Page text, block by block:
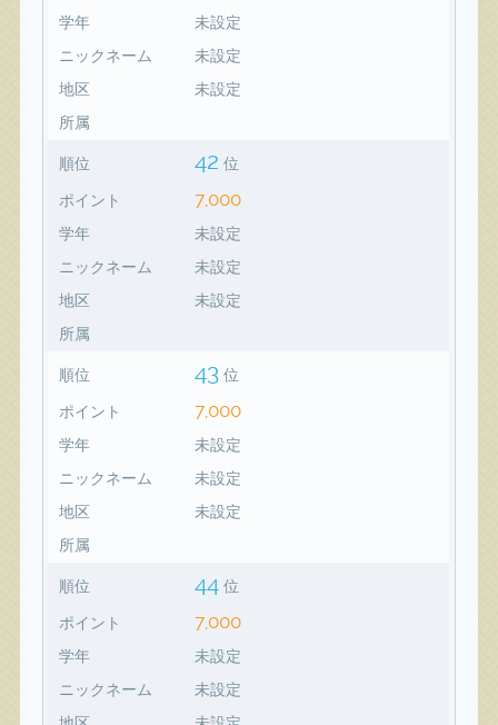
学年
未設定
ニックネーム
未設定
地区
未設定
所属
順位 42 位
ポイント 7,000
学年
未設定
ニックネーム
未設定
地区
未設定
所属
順位 43 位
ポイント 7,000
学年
未設定
ニックネーム
未設定
地区
未設定
所属
順位 44 位
ポイント 7,000
学年
未設定
ニックネーム
未設定